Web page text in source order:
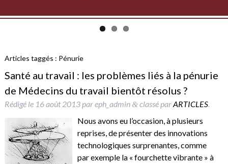
Articles taggés : Pénurie
Santé au travail : les problèmes liés à la pénurie
de Médecins du travail bientôt résolus ?
Rédigé le 16 août 2013pareph_admin &classé parARTICLES.
Nous avons eu l’occasion, à plusieurs
reprises, de présenter des innovations
technologiques surprenantes, comme
par exemple la « fourchette vibrante » à